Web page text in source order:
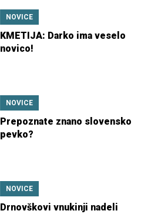
NOVICE
KMETIJA: Darko ima veselo
novico!
NOVICE
Prepoznate znano slovensko
pevko?
NOVICE
Drnovškovi vnukinji nadeli